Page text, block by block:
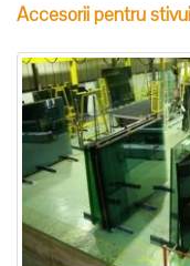
Accesorii pentru